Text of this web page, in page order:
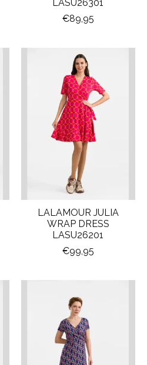
LASU26301
€89,95
LALAMOUR JULIA
WRAP DRESS
LASU26201
€99,95